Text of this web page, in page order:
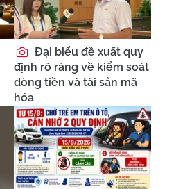
Đại biểu đề xuất quy
định rõ ràng về kiểm soát
dòng tiền và tài sản mã
hóa